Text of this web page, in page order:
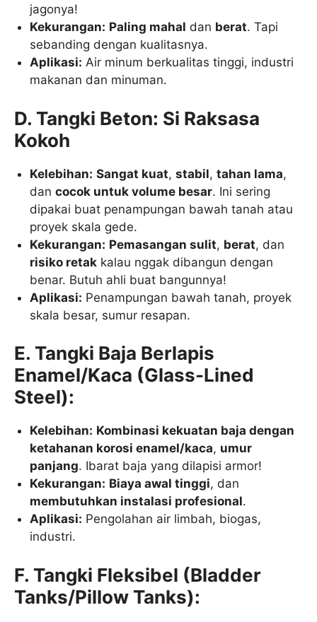
jagonya!
Kekurangan: Paling mahal dan berat. Tapi
sebanding dengan kualitasnya.
Aplikasi: Air minum berkualitas tinggi, industri
makanan dan minuman.
D. Tangki Beton: Si Raksasa
Kokoh
Kelebihan: Sangat kuat,stabil,tahan lama,
dancocok untuk volume besar. Ini sering
dipakai buat penampungan bawah tanah atau
proyek skala gede.
Kekurangan: Pemasangan sulit, berat, dan
risiko retak kalau nggak dibangun dengan
benar. Butuh ahli buat bangunnya!
Aplikasi: Penampungan bawah tanah, proyek
skala besar, sumur resapan.
E. Tangki Baja Berlapis
Enamel/Kaca (Glass-Lined
Steel):
Kelebihan: Kombinasi kekuatan baja dengan
ketahanan korosi enamel/kaca, umur
panjang. Ibarat baja yang dilapisi armor!
Kekurangan: Biaya awal tinggi, dan
membutuhkan instalasi profesional.
Aplikasi: Pengolahan air limbah, biogas,
industri.
F. Tangki Fleksibel (Bladder
Tanks/Pillow Tanks):